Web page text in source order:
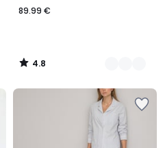
89.99 €
4.8
/